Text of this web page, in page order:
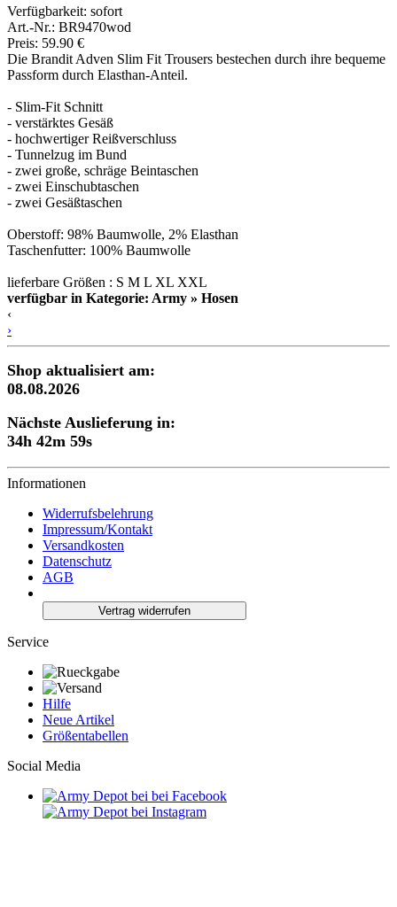
Verfügbarkeit: sofort
Art.-Nr.: BR9470wod
Preis: 59.90 €
Die Brandit Adven Slim Fit Trousers bestechen durch ihre bequeme
Passform durch Elasthan-Anteil.
- Slim-Fit Schnitt
- verstärktes Gesäß
- hochwertiger Reißverschluss
- Tunnelzug im Bund
- zwei große, schräge Beintaschen
- zwei Einschubtaschen
- zwei Gesäßtaschen
Oberstoff: 98% Baumwolle, 2% Elasthan
Taschenfutter: 100% Baumwolle
lieferbare Größen : S M L XL XXL
verfügbar in Kategorie: Army » Hosen
‹
›
Shop aktualisiert am:
08.08.2026
Nächste Auslieferung in:
34h 42m 58s
Informationen
Widerrufsbelehrung
Impressum/Kontakt
Versandkosten
Datenschutz
AGB
Vertrag widerrufen
Service
Hilfe
Neue Artikel
Größentabellen
Social Media